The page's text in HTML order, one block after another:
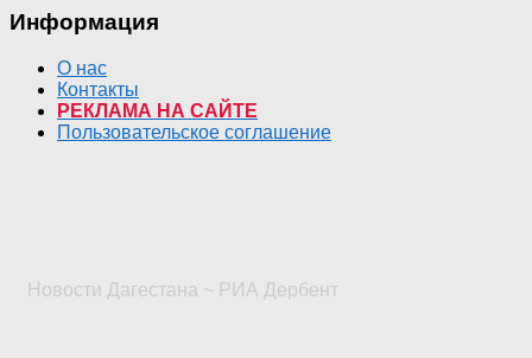
Информация
О нас
Контакты
РЕКЛАМА НА САЙТЕ
Пользовательское соглашение
Новости Дагестана ~ РИА Дербент